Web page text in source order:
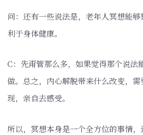
问：还有一些说法是，老年人冥想能
利于身体健康。
C：先甭管那么多，如果觉得那个说法
做。总之，内心解脱带来什么改变，
现，亲自去感受。
所以，冥想本身是一个全方位的事情